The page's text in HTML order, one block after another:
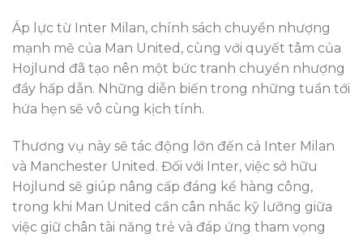
Áp lực từ Inter Milan, chính sách chuyển nhượng
mạnh mẽ của Man United, cùng với quyết tâm của
Hojlund đã tạo nên một bức tranh chuyển nhượng
đầy hấp dẫn. Những diễn biến trong những tuần tới
hứa hẹn sẽ vô cùng kịch tính.
Thương vụ này sẽ tác động lớn đến cả Inter Milan
và Manchester United. Đối với Inter, việc sở hữu
Hojlund sẽ giúp nâng cấp đáng kể hàng công,
trong khi Man United cần cân nhắc kỹ lưỡng giữa
việc giữ chân tài năng trẻ và đáp ứng tham vọng